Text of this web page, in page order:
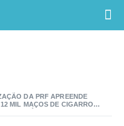
DA PRF APREENDE
MIL MAÇOS DE CIGARROS